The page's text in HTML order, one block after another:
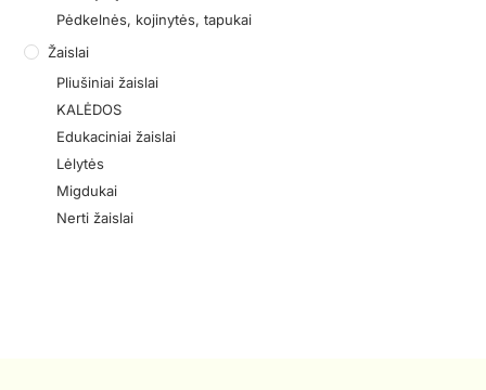
Pėdkelnės, kojinytės, tapukai
Žaislai
Pliušiniai žaislai
KALĖDOS
Edukaciniai žaislai
Lėlytės
Migdukai
Nerti žaislai